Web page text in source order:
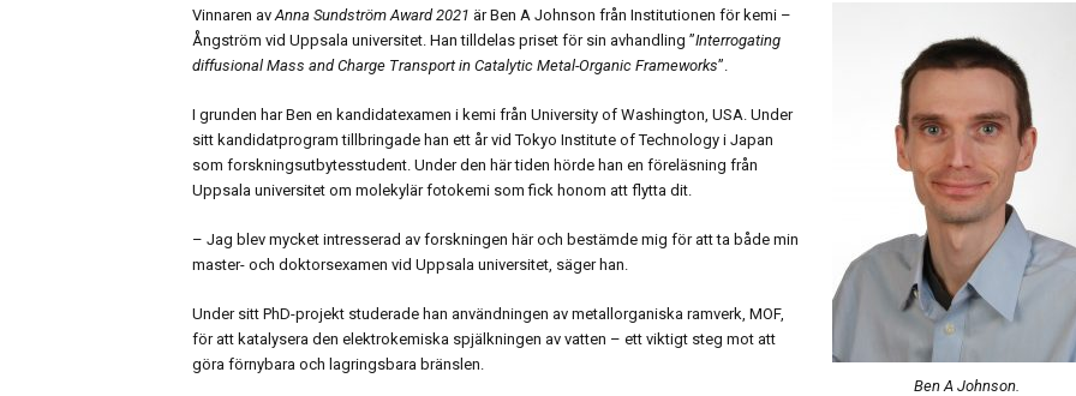
Ben A Johnson.
Vinnaren av Anna Sundström Award 2021 är Ben A Johnson från Institutionen för kemi –
Ångström vid Uppsala universitet. Han tilldelas priset för sin avhandling ”Interrogating
diffusional Mass and Charge Transport in Catalytic Metal-Organic Frameworks”.
I grunden har Ben en kandidatexamen i kemi från University of Washington, USA. Under
sitt kandidatprogram tillbringade han ett år vid Tokyo Institute of Technology i Japan
som forskningsutbytesstudent. Under den här tiden hörde han en föreläsning från
Uppsala universitet om molekylär fotokemi som fick honom att flytta dit.
– Jag blev mycket intresserad av forskningen här och bestämde mig för att ta både min
master- och doktorsexamen vid Uppsala universitet, säger han.
Under sitt PhD-projekt studerade han användningen av metallorganiska ramverk, MOF,
för att katalysera den elektrokemiska spjälkningen av vatten – ett viktigt steg mot att
göra förnybara och lagringsbara bränslen.